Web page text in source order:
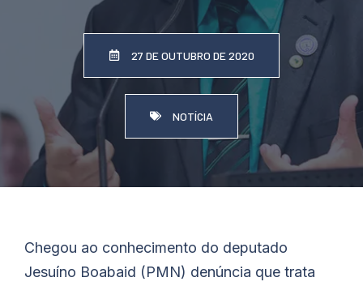
27 DE OUTUBRO DE 2020
NOTÍCIA
Chegou ao conhecimento do deputado
Jesuíno Boabaid (PMN) denúncia que trata